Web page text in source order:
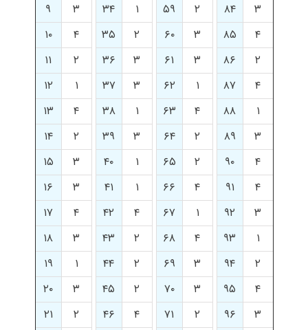
۳
۸۴ ۲ ۵۹ ۱ ۳۴ ۳
۹
۴
۸۵ ۳ ۶۰ ۲ ۳۵ ۴
۱۰
۲
۸۶ ۳ ۶۱ ۳ ۳۶ ۲
۱۱
۴
۸۷ ۱ ۶۲ ۳ ۳۷ ۱
۱۲
۱
۸۸ ۴ ۶۳ ۱ ۳۸ ۴
۱۳
۳
۸۹ ۲ ۶۴ ۳ ۳۹ ۲
۱۴
۴
۹۰ ۲ ۶۵ ۱ ۴۰ ۳
۱۵
۴
۹۱ ۴ ۶۶ ۱ ۴۱ ۳
۱۶
۳
۹۲ ۱ ۶۷ ۴ ۴۲ ۴
۱۷
۱
۹۳ ۴ ۶۸ ۲ ۴۳ ۳
۱۸
۲
۹۴ ۳ ۶۹ ۲ ۴۴ ۱
۱۹
۴
۹۵ ۳ ۷۰ ۲ ۴۵ ۳
۲۰
۳
۹۶ ۲ ۷۱ ۴ ۴۶ ۲
۲۱